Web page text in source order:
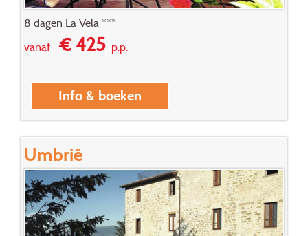
8 dagen La Vela ***
vanaf€ 425p.p.
Info & boeken
Umbrië